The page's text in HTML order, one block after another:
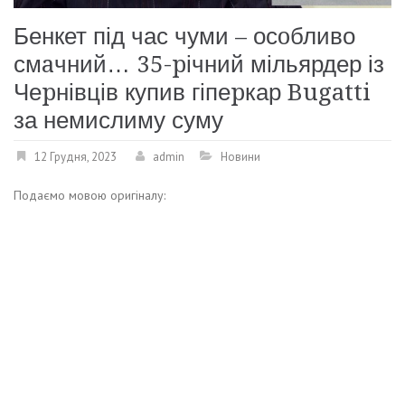
Бенкет під час чуми – осoбливо
смaчний… 35-pічний мільярдер із
Чеpнівців купив гіпеpкар Bugatti
за немислиму суму
12 Грудня, 2023 admin Новини
Подаємо мовою оригіналу: